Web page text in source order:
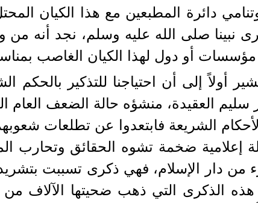
دائرة المطبعين مع هذا الكيان
نبينا صلى الله عليه وسلم، نجد أنه
مؤسسات أو دول لهذا الكيان الغاصب
أولاً إلى أن احتياجنا للتذكير
سليم العقيدة، منشؤه حالة الضعف
الشريعة فابتعدوا عن تطلعات
إعلامية ضخمة تشوه الحقائق وتحارب
من دار الإسلام، فهي ذكرى تسببت
هذه الذكرى التي ذهب ضحيتها الآلاف من